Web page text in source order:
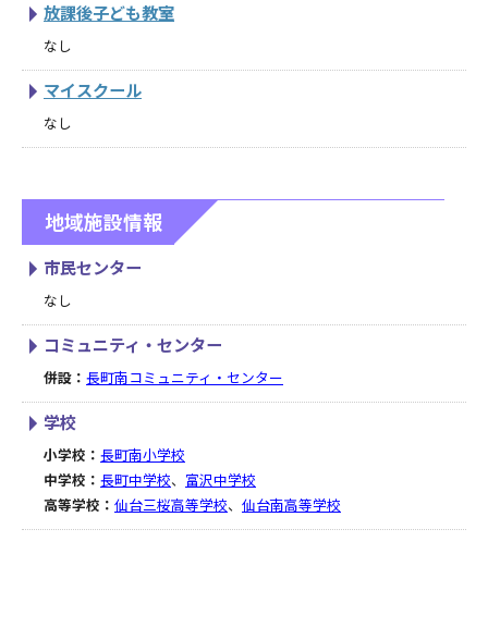
放課後子ども教室
なし
マイスクール
なし
地域施設情報
市民センター
なし
コミュニティ・センター
併設： 長町南コミュニティ・センター
学校
小学校： 長町南小学校
中学校： 長町中学校、 富沢中学校
高等学校： 仙台三桜高等学校、 仙台南高等学校